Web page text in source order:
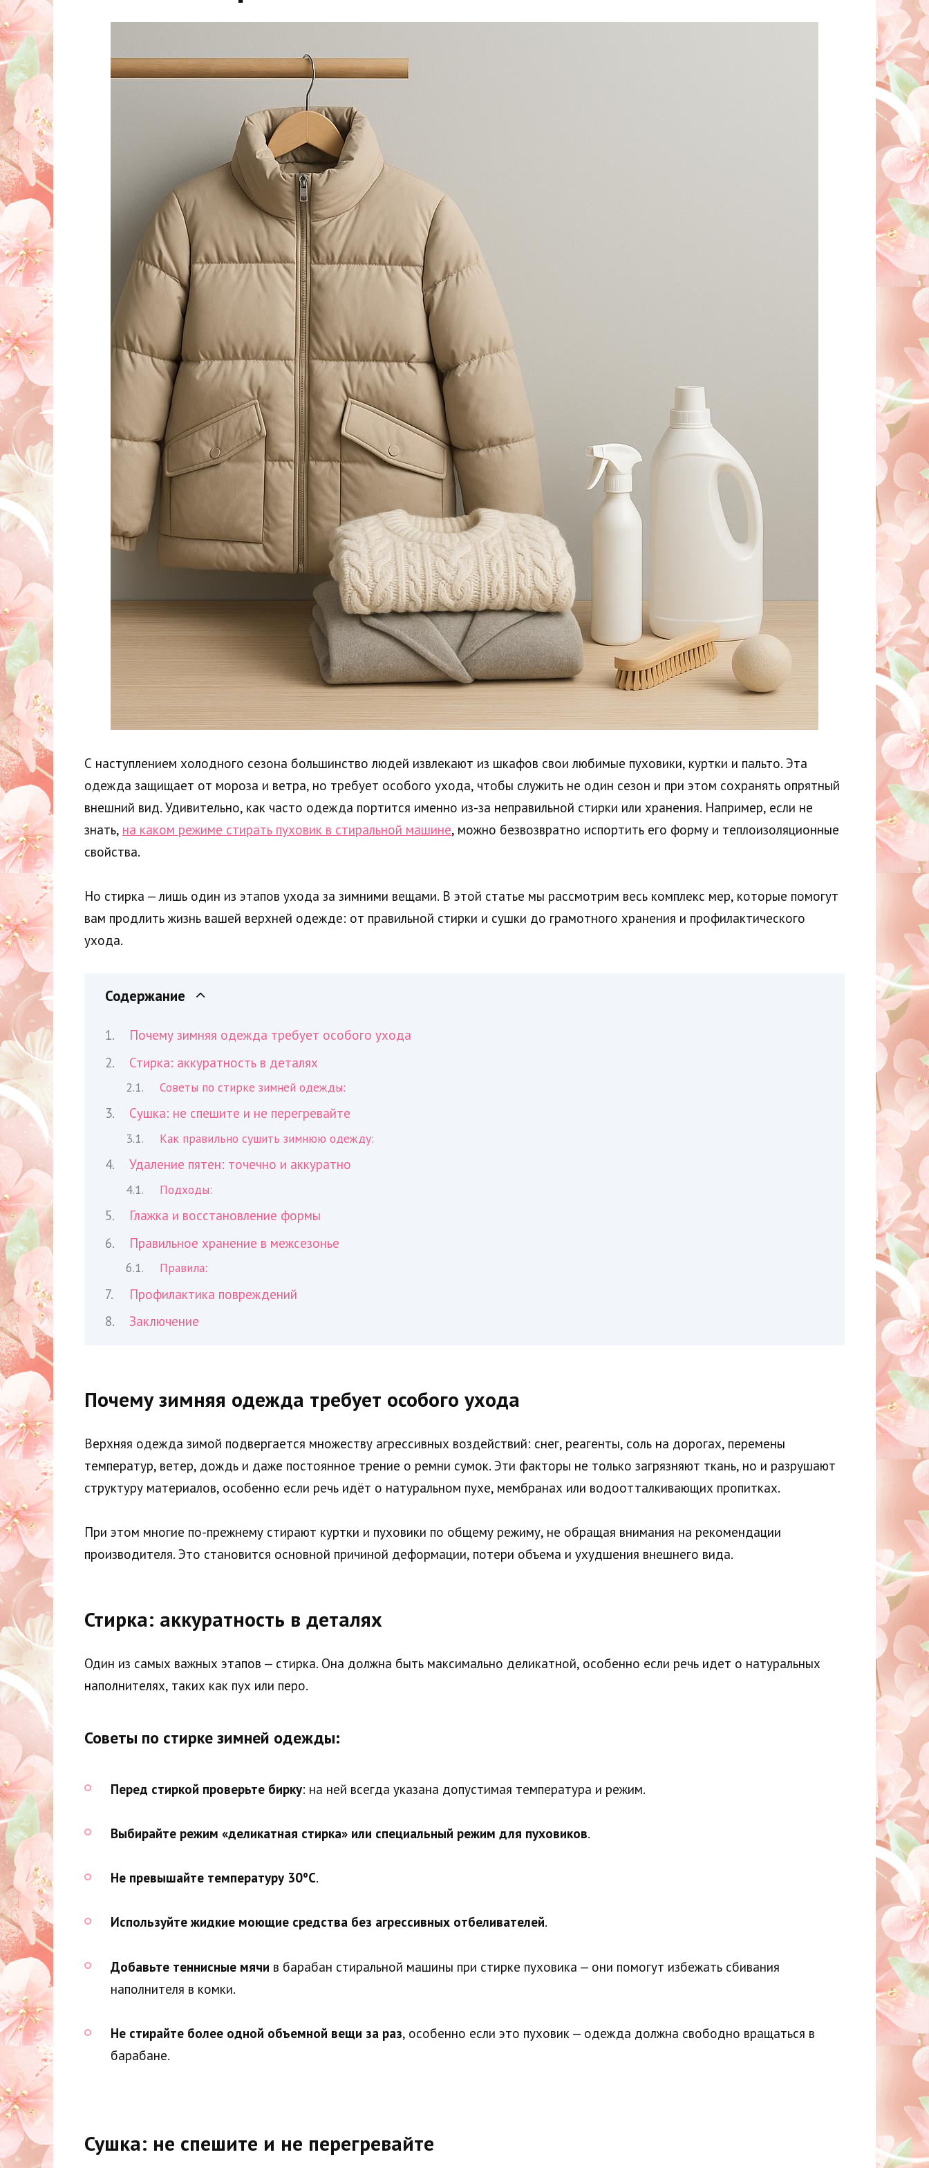
С наступлением холодного сезона большинство людей извлекают из шкафов свои любимые пуховики, куртки и пальто. Эта
одежда защищает от мороза и ветра, но требует особого ухода, чтобы служить не один сезон и при этом сохранять опрятный
внешний вид. Удивительно, как часто одежда портится именно из-за неправильной стирки или хранения. Например, если не
знать, на каком режиме стирать пуховик в стиральной машине, можно безвозвратно испортить его форму и теплоизоляционные
свойства.
Но стирка — лишь один из этапов ухода за зимними вещами. В этой статье мы рассмотрим весь комплекс мер, которые помогут
вам продлить жизнь вашей верхней одежде: от правильной стирки и сушки до грамотного хранения и профилактического
ухода.
Содержание
Почему зимняя одежда требует особого ухода
Стирка: аккуратность в деталях
Советы по стирке зимней одежды:
Сушка: не спешите и не перегревайте
Как правильно сушить зимнюю одежду:
Удаление пятен: точечно и аккуратно
Подходы:
Глажка и восстановление формы
Правильное хранение в межсезонье
Правила:
Профилактика повреждений
Заключение
Почему зимняя одежда требует особого ухода
Верхняя одежда зимой подвергается множеству агрессивных воздействий: снег, реагенты, соль на дорогах, перемены
температур, ветер, дождь и даже постоянное трение о ремни сумок. Эти факторы не только загрязняют ткань, но и разрушают
структуру материалов, особенно если речь идёт о натуральном пухе, мембранах или водоотталкивающих пропитках.
При этом многие по-прежнему стирают куртки и пуховики по общему режиму, не обращая внимания на рекомендации
производителя. Это становится основной причиной деформации, потери объема и ухудшения внешнего вида.
Стирка: аккуратность в деталях
Один из самых важных этапов — стирка. Она должна быть максимально деликатной, особенно если речь идет о натуральных
наполнителях, таких как пух или перо.
Советы по стирке зимней одежды:
Перед стиркой проверьте бирку: на ней всегда указана допустимая температура и режим.
Выбирайте режим «деликатная стирка» или специальный режим для пуховиков.
Не превышайте температуру 30°C.
Используйте жидкие моющие средства без агрессивных отбеливателей.
Добавьте теннисные мячи в барабан стиральной машины при стирке пуховика — они помогут избежать сбивания
наполнителя в комки.
Не стирайте более одной объемной вещи за раз, особенно если это пуховик — одежда должна свободно вращаться в
барабане.
Сушка: не спешите и не перегревайте